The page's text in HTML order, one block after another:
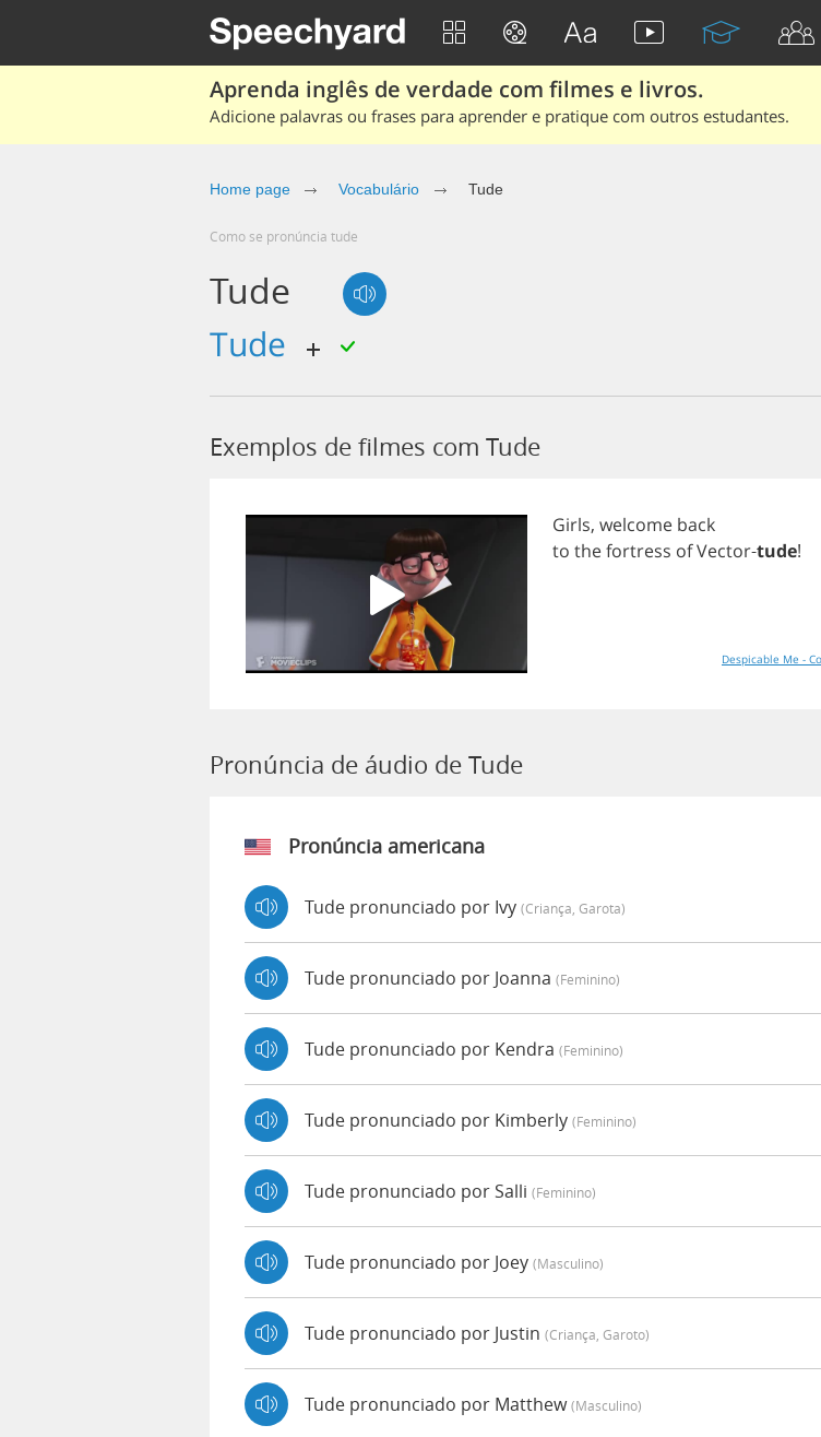
Aprenda inglês de verdade com filmes e livros.
Adicione palavras ou frases para aprender e pratique com outros estudantes.
Home page Vocabulário Tude
Como se pronúncia tude
Tude
tude
Exemplos de filmes com Tude
Girls, welcome back
to thefortress ofVector-tude!
Despicable Me -
Pronúncia de áudio de Tude
Pronúncia americana
Tude pronunciado por Ivy (criança, Garota)
Tude pronunciado por Joanna (feminino)
Tude pronunciado por Kendra (feminino)
Tude pronunciado por Kimberly (feminino)
Tude pronunciado por Salli (feminino)
Tude pronunciado por Joey (masculino)
Tude pronunciado por Justin (criança, Garoto)
Tude pronunciado por Matthew(masculino)